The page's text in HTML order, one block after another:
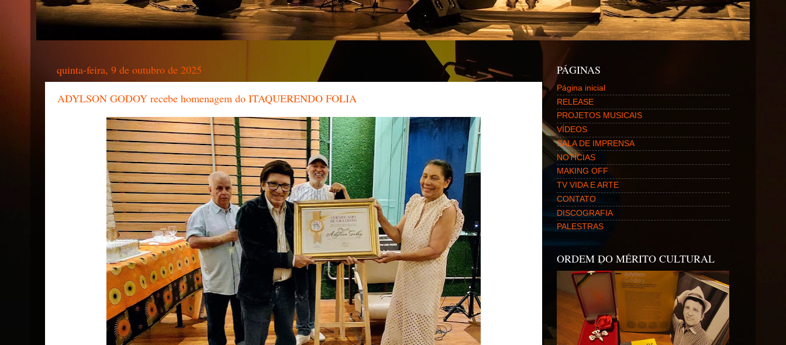
quinta-feira, 9 de outubro de 2025
ADYLSON GODOY recebe homenagem do ITAQUERENDO FOLIA
PÁGINAS
Página inicial
RELEASE
PROJETOS MUSICAIS
VÍDEOS
SALA DE IMPRENSA
NOTÍCIAS
MAKING OFF
TV VIDA E ARTE
CONTATO
DISCOGRAFIA
PALESTRAS
ORDEM DO MÉRITO CULTURAL